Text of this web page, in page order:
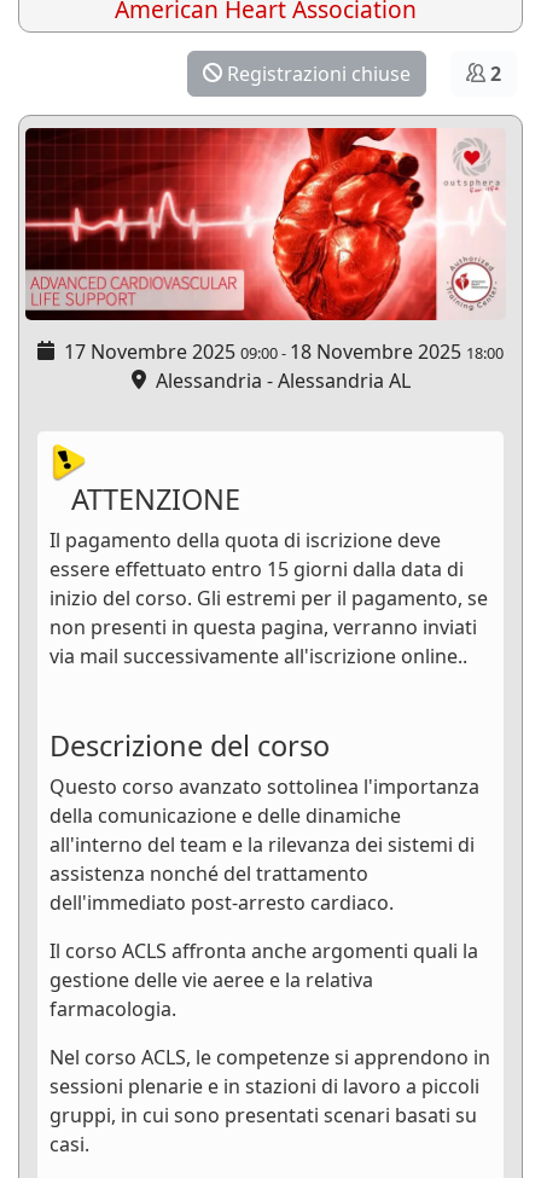
American Heart Association
Registrazioni chiuse 2
17 Novembre 2025 09:00- 18 Novembre 2025 18:00
Alessandria - Alessandria AL
ATTENZIONE
Il pagamento della quota di iscrizione deve
essere effettuato entro 15 giorni dalla data di
inizio del corso. Gli estremi per il pagamento, se
non presenti in questa pagina, verranno inviati
via mail successivamente all'iscrizione online..
Descrizione del corso
Questo corso avanzato sottolinea l'importanza
della comunicazione e delle dinamiche
all'interno del team e la rilevanza dei sistemi di
assistenza nonché del trattamento
dell'immediato post-arresto cardiaco.
Il corso ACLS affronta anche argomenti quali la
gestione delle vie aeree e la relativa
farmacologia.
Nel corso ACLS, le competenze si apprendono in
sessioni plenarie e in stazioni di lavoro a piccoli
gruppi, in cui sono presentati scenari basati su
casi.